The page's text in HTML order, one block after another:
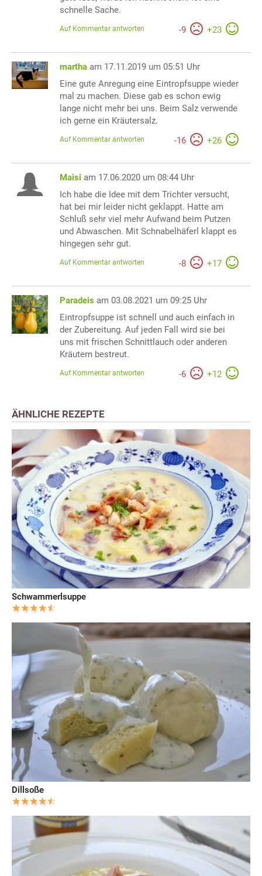
schnelle Sache.
-9 +23
Auf Kommentar antworten
martha am 17.11.2019 um 05:51 Uhr
Eine gute Anregung eine Eintropfsuppe wieder
mal zu machen. Diese gab es schon ewig
lange nicht mehr bei uns. Beim Salz verwende
ich gerne ein Kräutersalz.
-16 +26
Auf Kommentar antworten
Maisi am 17.06.2020 um 08:44 Uhr
Ich habe die Idee mit dem Trichter versucht,
hat bei mir leider nicht geklappt. Hatte am
Schluß sehr viel mehr Aufwand beim Putzen
und Abwaschen. Mit Schnabelhäferl klappt es
hingegen sehr gut.
-8 +17
Auf Kommentar antworten
Paradeis am 03.08.2021 um 09:25 Uhr
Eintropfsuppe ist schnell und auch einfach in
der Zubereitung. Auf jeden Fall wird sie bei
uns mit frischen Schnittlauch oder anderen
Kräutern bestreut.
-6 +12
Auf Kommentar antworten
ÄHNLICHE REZEPTE
Schwammerlsuppe
Dillsoße